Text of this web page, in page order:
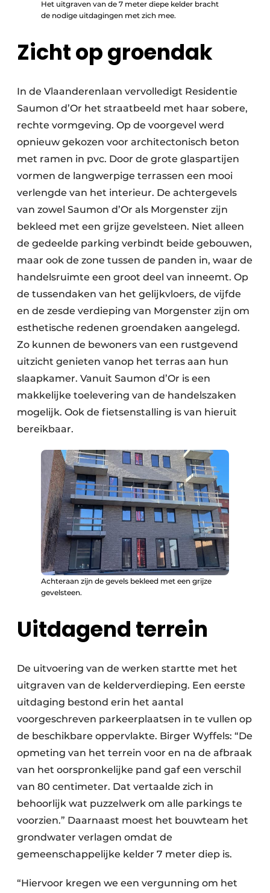
Het uitgraven van de 7 meter diepe kelder bracht
de nodige uitdagingen met zich mee.
Zicht op groendak
In de Vlaanderenlaan vervolledigt Residentie
Saumon d’Or het straatbeeld met haar sobere,
rechte vormgeving. Op de voorgevel werd
opnieuw gekozen voor architectonisch beton
met ramen in pvc. Door de grote glaspartijen
vormen de langwerpige terrassen een mooi
verlengde van het interieur. De achtergevels
van zowel Saumon d’Or als Morgenster zijn
bekleed met een grijze gevelsteen. Niet alleen
de gedeelde parking verbindt beide gebouwen,
maar ook de zone tussen de panden in, waar de
handelsruimte een groot deel van inneemt. Op
de tussendaken van het gelijkvloers, de vijfde
en de zesde verdieping van Morgenster zijn om
esthetische redenen groendaken aangelegd.
Zo kunnen de bewoners van een rustgevend
uitzicht genieten vanop het terras aan hun
slaapkamer. Vanuit Saumon d’Or is een
makkelijke toelevering van de handelszaken
mogelijk. Ook de fietsenstalling is van hieruit
bereikbaar.
Achteraan zijn de gevels bekleed met een grijze
gevelsteen.
Uitdagend terrein
De uitvoering van de werken startte met het
uitgraven van de kelderverdieping. Een eerste
uitdaging bestond erin het aantal
voorgeschreven parkeerplaatsen in te vullen op
de beschikbare oppervlakte. Birger Wyffels: “De
opmeting van het terrein voor en na de afbraak
van het oorspronkelijke pand gaf een verschil
van 80 centimeter. Dat vertaalde zich in
behoorlijk wat puzzelwerk om alle parkings te
voorzien.” Daarnaast moest het bouwteam het
grondwater verlagen omdat de
gemeenschappelijke kelder 7 meter diep is.
“Hiervoor kregen we een vergunning om het